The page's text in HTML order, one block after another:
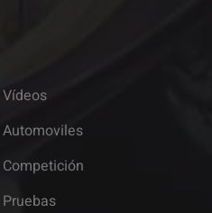
Vídeos
Automoviles
Competición
Pruebas